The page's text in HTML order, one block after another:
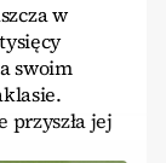
w
swoim
przyszła jej